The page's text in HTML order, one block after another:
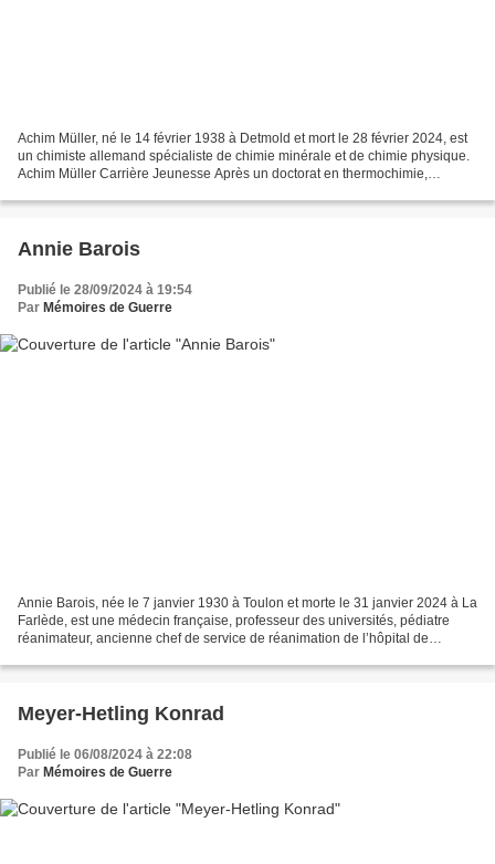
Achim Müller, né le 14 février 1938 à Detmold et mort le 28 février 2024, est
un chimiste allemand spécialiste de chimie minérale et de chimie physique.
Achim Müller Carrière Jeunesse Après un doctorat en thermochimie,
Annie Barois
Publié le 28/09/2024 à 19:54
Par Mémoires de Guerre
Annie Barois, née le 7 janvier 1930 à Toulon et morte le 31 janvier 2024 à La
Farlède, est une médecin française, professeur des universités, pédiatre
réanimateur, ancienne chef de service de réanimation de l’hôpital de
Meyer-Hetling Konrad
Publié le 06/08/2024 à 22:08
Par Mémoires de Guerre